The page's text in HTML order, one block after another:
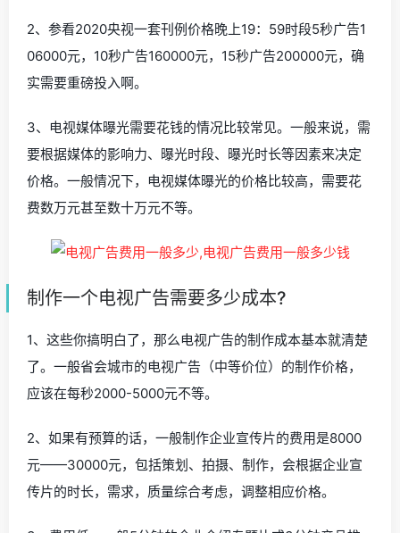
2、参看2020央视一套刊例价格晚上19：59时段5秒广告1
06000元，10秒广告160000元，15秒广告200000元，确
实需要重磅投入啊。
3、电视媒体曝光需要花钱的情况比较常见。一般来说，需
要根据媒体的影响力、曝光时段、曝光时长等因素来决定
价格。一般情况下，电视媒体曝光的价格比较高，需要花
费数万元甚至数十万元不等。
制作一个电视广告需要多少成本?
1、这些你搞明白了，那么电视广告的制作成本基本就清楚
了。一般省会城市的电视广告（中等价位）的制作价格，
应该在每秒2000-5000元不等。
2、如果有预算的话，一般制作企业宣传片的费用是8000
元——30000元，包括策划、拍摄、制作，会根据企业宣
传片的时长，需求，质量综合考虑，调整相应价格。